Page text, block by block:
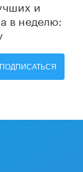
и
в неделю:
ПОДПИСАТЬСЯ